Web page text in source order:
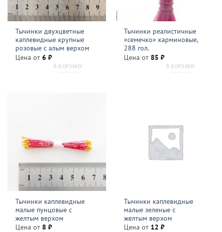
Тычинки двухцветные
каплевидные крупные
розовые с алым верхом
Цена от6₽
В КОРЗИНУ
Тычинки реалистичные
«семечко» карминовые,
288 гол.
Цена от 85₽
В КОРЗИНУ
Тычинки каплевидные
малые пунцовые с
желтым верхом
Цена от 8₽
Тычинки каплевидные
малые зеленые с
желтым верхом
Цена от 12₽